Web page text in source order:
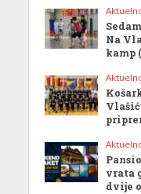
Na
kamp
vrata
dvije